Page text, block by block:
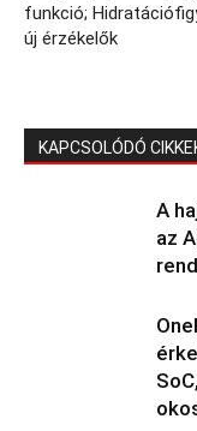
funkció;
új érzékelők
KAPCSOLÓDÓ
A
az